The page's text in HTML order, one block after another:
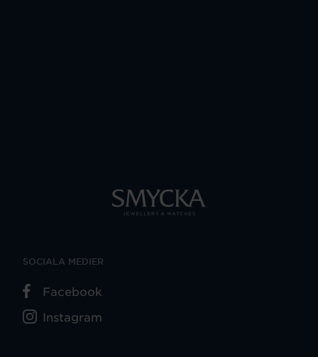
SOCIALA MEDIER
Facebook
Instagram